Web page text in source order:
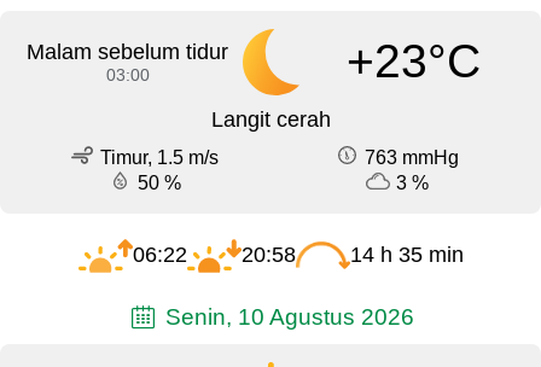
Malam sebelum tidur
03:00 +23°C
Langit cerah
Timur, 1.5 m/s
763 mmHg
50 %
3 %
06:22 20:58 14 h 35 min
Senin, 10 Agustus 2026